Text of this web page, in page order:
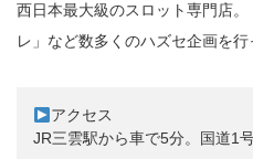
西日本最大級のスロット専門店
レ」など数多くのハズセ企画を行
アクセス